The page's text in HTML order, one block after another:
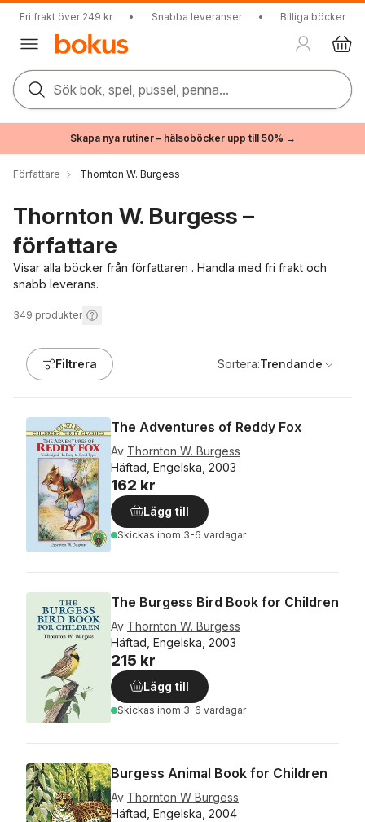
Fri frakt över 249 kr • Snabba leveranser • Billiga böcker
Sök bok, spel, pussel, penna...
Skapa nya rutiner – hälsoböcker upp till 50% →
Författare Thornton W. Burgess
Thornton W. Burgess –
författare
Visar alla böcker från författaren . Handla med fri frakt och
snabb leverans.
349 produkter
Filtrera Sortera:Trendande
The Adventures of Reddy Fox
Av Thornton W. Burgess
Häftad, Engelska, 2003
162 kr
Lägg till
Skickas inom 3-6 vardagar
The Burgess Bird Book for Children
Av Thornton W. Burgess
Häftad, Engelska, 2003
215 kr
Lägg till
Skickas inom 3-6 vardagar
Burgess Animal Book for Children
Av Thornton W Burgess
Häftad, Engelska, 2004